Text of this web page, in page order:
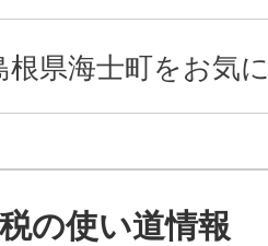
根県海士町をお気
の使い道情報